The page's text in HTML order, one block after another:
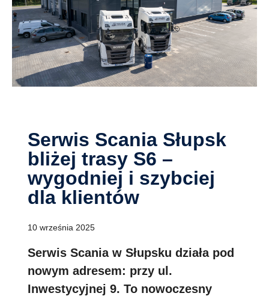
Serwis Scania Słupsk
bliżej trasy S6 –
wygodniej i szybciej
dla klientów
10 września 2025
Serwis Scania w Słupsku działa pod
nowym adresem: przy ul.
Inwestycyjnej 9. To nowoczesny